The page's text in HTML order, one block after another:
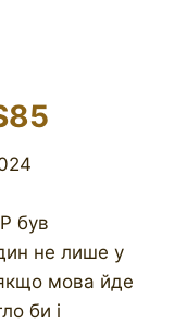
був
не лише у
якщо мова йде
би і